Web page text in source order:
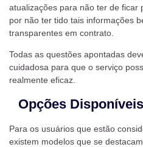
atualizações para não ter de ficar
por não ter tido tais informações
transparentes em contrato.
Todas as questões apontadas
cuidadosa para que o serviço
realmente eficaz.
Opções
Para os usuários que estão
existem modelos que se